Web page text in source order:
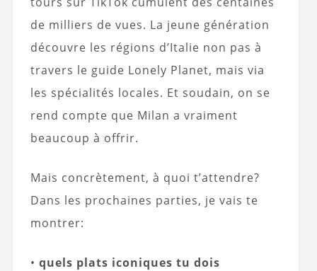
de milliers de vues. La jeune génération
découvre les régions d’Italie non pas à
travers le guide Lonely Planet, mais via
les spécialités locales. Et soudain, on se
rend compte que Milan a vraiment
beaucoup à offrir.
Mais concrètement, à quoi t’attendre?
Dans les prochaines parties, je vais te
montrer:
• quels plats iconiques tu dois